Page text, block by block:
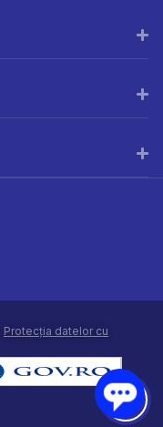
Protecția datelor cu